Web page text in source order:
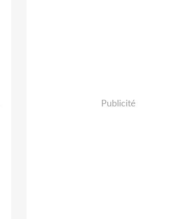
Publicité